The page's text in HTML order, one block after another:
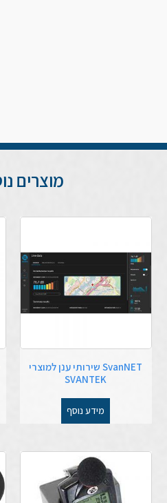
מוצרים
SvanNET שירותי ענן למוצרי
SVANTEK
מידע נוסף